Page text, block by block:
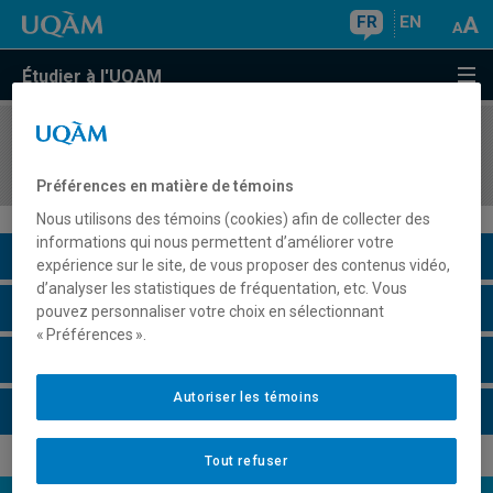
FR EN
Étudier à l'UQAM
COURS//
Description du cours
Horaire - Été 2026
Préférences en matière de témoins
Nous utilisons des témoins (cookies) afin de collecter des
informations qui nous permettent d’améliorer votre
expérience sur le site, de vous proposer des contenus vidéo,
d’analyser les statistiques de fréquentation, etc. Vous
pouvez personnaliser votre choix en sélectionnant
« Préférences ».
Tout refuser
Autoriser les témoins